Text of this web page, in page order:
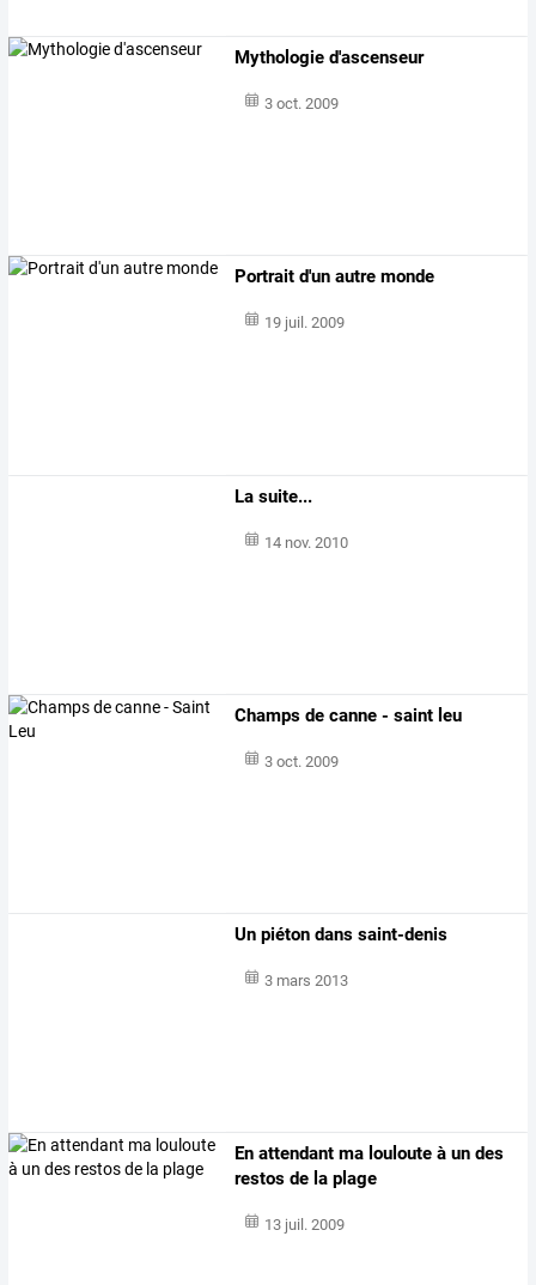
Mythologie d'ascenseur
3 oct. 2009
Portrait d'un autre monde
19 juil. 2009
La suite...
14 nov. 2010
Champs de canne - saint leu
3 oct. 2009
Un piéton dans saint-denis
3 mars 2013
En attendant ma louloute à un des
restos de la plage
13 juil. 2009